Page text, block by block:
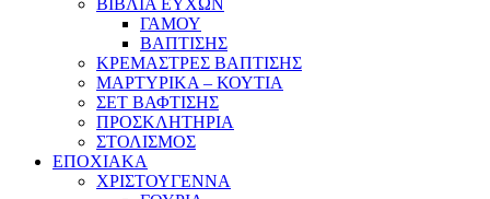
ΒΙΒΛΙΑ ΕΥΧΩΝ
ΓΑΜΟΥ
ΒΑΠΤΙΣΗΣ
ΚΡΕΜΑΣΤΡΕΣ ΒΑΠΤΙΣΗΣ
ΜΑΡΤΥΡΙΚΑ – ΚΟΥΤΙΑ
ΣΕΤ ΒΑΦΤΙΣΗΣ
ΠΡΟΣΚΛΗΤΗΡΙΑ
ΣΤΟΛΙΣΜΟΣ
ΕΠΟΧΙΑΚΑ
ΧΡΙΣΤΟΥΓΕΝΝΑ